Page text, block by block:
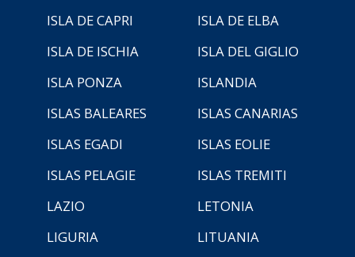
ISLA DE CAPRI
ISLA DE ELBA
ISLA DE ISCHIA
ISLA DEL GIGLIO
ISLA PONZA
ISLANDIA
ISLAS BALEARES
ISLAS CANARIAS
ISLAS EGADI
ISLAS EOLIE
ISLAS PELAGIE
ISLAS TREMITI
LAZIO
LETONIA
LIGURIA
LITUANIA